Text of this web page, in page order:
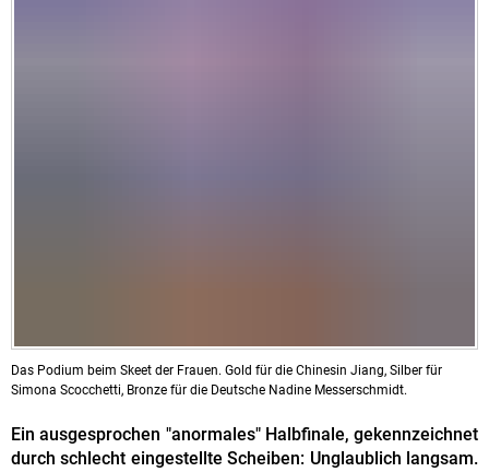
Das Podium beim Skeet der Frauen. Gold für die Chinesin Jiang, Silber für
Simona Scocchetti, Bronze für die Deutsche Nadine Messerschmidt.
Ein ausgesprochen "anormales" Halbfinale, gekennzeichnet
durch schlecht eingestellte Scheiben: Unglaublich langsam.